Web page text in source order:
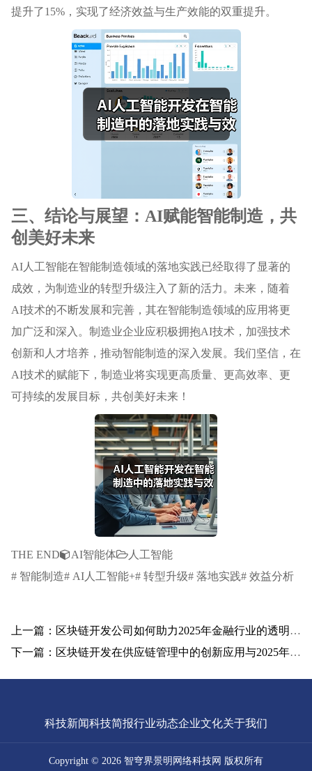
提升了15%，实现了经济效益与生产效能的双重提升。
三、结论与展望：AI赋能智能制造，共
创美好未来
AI人工智能在智能制造领域的落地实践已经取得了显著的
成效，为制造业的转型升级注入了新的活力。未来，随着
AI技术的不断发展和完善，其在智能制造领域的应用将更
加广泛和深入。制造业企业应积极拥抱AI技术，加强技术
创新和人才培养，推动智能制造的深入发展。我们坚信，在
AI技术的赋能下，制造业将实现更高质量、更高效率、更
可持续的发展目标，共创美好未来！
THE END AI智能体
人工智能
# 智能制造# AI人工智能+# 转型升级# 落地实践# 效益分析
上一篇：区块链开发公司如何助力2025年金融行业的透明化与安全性
下一篇：区块链开发在供应链管理中的创新应用与2025年展望
科技新闻科技简报行业动态企业文化关于我们
Copyright © 2026 智穹界景明网络科技网 版权所有